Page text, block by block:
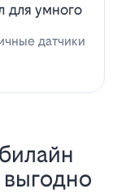
для умного
датчики